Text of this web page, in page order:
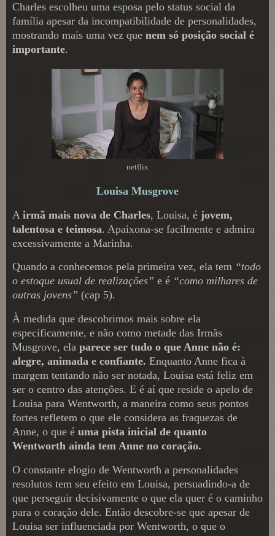
Charles escolheu uma esposa pelo status social da
família apesar da incompatibilidade de personalidades,
mostrando mais uma vez que nem só posição social é
importante.
netflix
Louisa Musgrove
A irmã mais nova de Charles, Louisa, é jovem,
talentosa e teimosa. Apaixona-se facilmente e admira
excessivamente a Marinha.
Quando a conhecemos pela primeira vez, ela tem “todo
o estoque usual de realizações” e é “como milhares de
outras jovens” (cap 5).
À medida que descobrimos mais sobre ela
especificamente, e não como metade das Irmãs
Musgrove, ela parece ser tudo o que Anne não é:
alegre, animada e confiante. Enquanto Anne fica à
margem tentando não ser notada, Louisa está feliz em
ser o centro das atenções. E é aí que reside o apelo de
Louisa para Wentworth, a maneira como seus pontos
fortes refletem o que ele considera as fraquezas de
Anne, o que é uma pista inicial de quanto
Wentworth ainda tem Anne no coração.
O constante elogio de Wentworth a personalidades
resolutos tem seu efeito em Louisa, persuadindo-a de
que perseguir decisivamente o que ela quer é o caminho
para o coração dele. Então descobre-se que apesar de
Louisa ser influenciada por Wentworth, o que o